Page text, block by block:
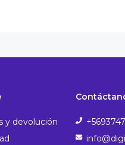
y devolución